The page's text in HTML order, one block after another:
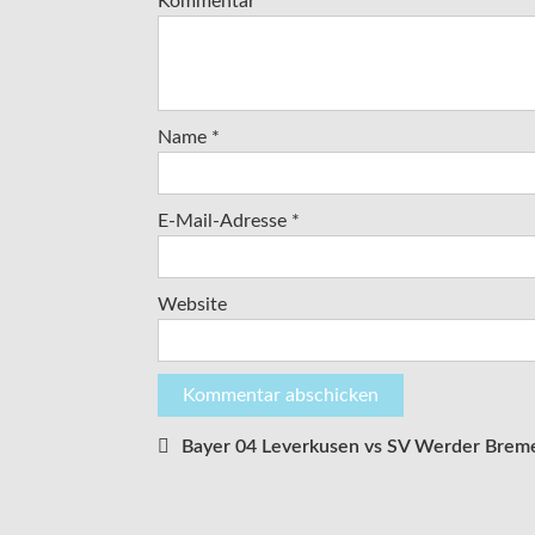
Name *
E-Mail-Adresse *
Website
Beitragsnavigation
Bayer 04 Leverkusen vs SV Werder